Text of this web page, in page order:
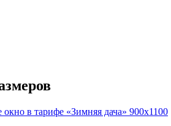
окно в тарифе «Зимняя дача» 900х1100